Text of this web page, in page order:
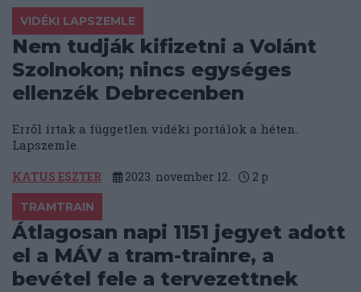
VIDÉKI LAPSZEMLE
Nem tudják kifizetni a Volánt
Szolnokon; nincs egységes
ellenzék Debrecenben
Erről írtak a független vidéki portálok a héten.
Lapszemle.
KATUS ESZTER 2023. november 12. 2 p
TRAMTRAIN
Átlagosan napi 1151 jegyet adott
el a MÁV a tram-trainre, a
bevétel fele a tervezettnek